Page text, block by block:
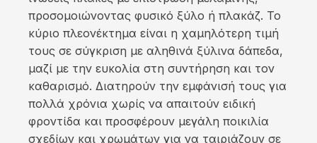
προσομοιώνοντας φυσικό ξύλο ή πλακάζ. Το
κύριο πλεονέκτημα είναι η χαμηλότερη τιμή
τους σε σύγκριση με αληθινά ξύλινα δάπεδα,
μαζί με την ευκολία στη συντήρηση και τον
καθαρισμό. Διατηρούν την εμφάνισή τους για
πολλά χρόνια χωρίς να απαιτούν ειδική
φροντίδα και προσφέρουν μεγάλη ποικιλία
σχεδίων και χρωμάτων για να ταιριάζουν σε